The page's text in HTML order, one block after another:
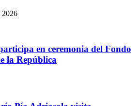
2026
en ceremonia del Fondo
la República